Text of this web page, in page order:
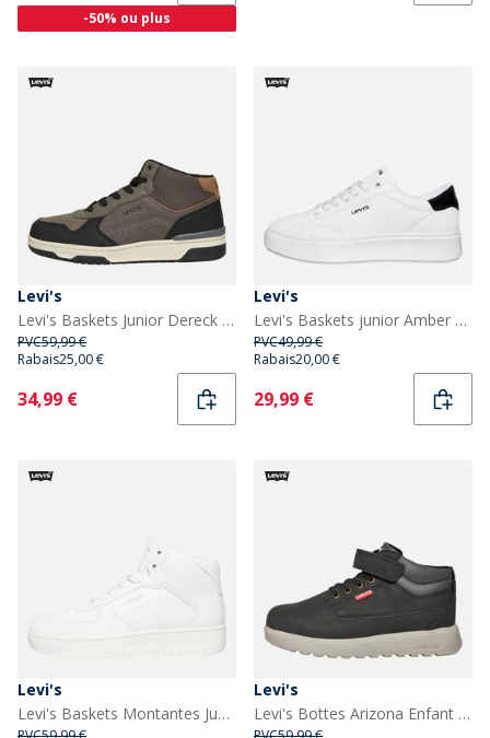
-50% ou plus
Levi's
Levi's Baskets Junior Dereck Noir/Taupe 1364
PVC59,99 €
Rabais25,00 €
Current
34,99 €
Levi's
Levi's Baskets junior Amber blanc/Noir 0062 White Black 0062
PVC49,99 €
Rabais20,00 €
Current
29,99 €
Levi's
Levi's Baskets Montantes Junior New Union Blanches 0061
Levi's
Levi's Bottes Arizona Enfant Noir 0003